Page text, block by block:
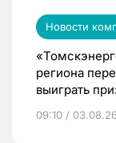
Новости
региона
выиграть
09:10 / 03.08.26